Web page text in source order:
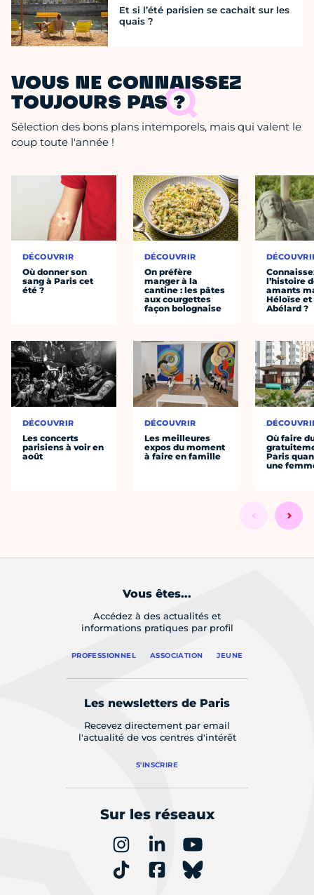
Et si l’été parisien se cachait sur les
quais ?
VOUS NE CONNAISSEZ
TOUJOURS PAS ?
Sélection des bons plans intemporels, mais qui valent le
coup toute l'année !
DÉCOUVRIR
Où donner son
sang à Paris cet
été ?
DÉCOUVRIR
Les concerts
parisiens à voir en
août
DÉCOUVRIR
On préfère
manger à la
cantine : les pâtes
aux courgettes
façon bolognaise
DÉCOUVRIR
Les meilleures
expos du moment
à faire en famille
l’histoire
amants
Héloïse et
Abélard ?
Où faire
Paris
une
Vous êtes...
Accédez à des actualités et
informations pratiques par profil
PROFESSIONNEL ASSOCIATION JEUNE
Les newsletters de Paris
Recevez directement par email
l'actualité de vos centres d'intérêt
S'INSCRIRE
Sur les réseaux